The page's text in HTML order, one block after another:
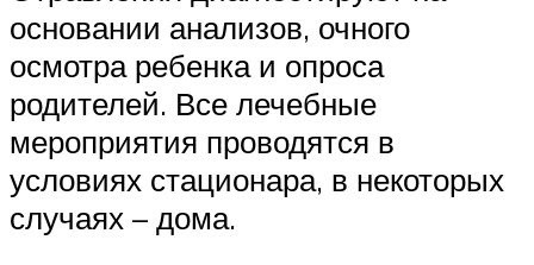
основании анализов, очного
осмотра ребенка и опроса
родителей. Все лечебные
мероприятия проводятся в
условиях стационара, в некоторых
случаях – дома.